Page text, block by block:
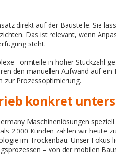
direkt auf der Baustelle. Sie
Das ist relevant, wenn
steht.
Formteile in hoher Stückzahl
den manuellen Aufwand auf ein
zur Prozessoptimierung.
konkret
Maschinenlösungen
2.000 Kunden zählen wir heute
im Trockenbau. Unser Fokus
– von der mobilen